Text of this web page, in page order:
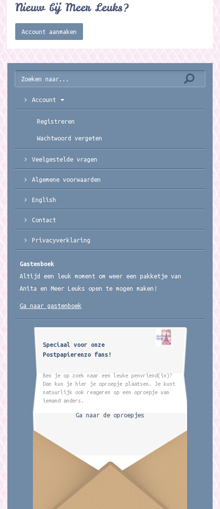
Nieuw bij Meer Leuks?
Account aanmaken
Account
Registreren
Wachtwoord vergeten
Veelgestelde vragen
Algemene voorwaarden
English
Contact
Privacyverklaring
Gastenboek
Altijd een leuk moment om weer een pakketje van
Anita en Meer Leuks open te mogen maken!
Ga naar gastenboek
Speciaal voor onze
Postpapierenzo fans!
Ben je op zoek naar een leuke penvriend(in)?
Dan kun je hier je oproepje plaatsen. Je kunt
natuurlijk ook reageren op een oproepje van
iemand anders.
Ga naar de oproepjes